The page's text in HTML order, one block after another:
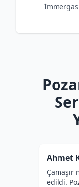
İmmergas
Ahmet
Çamaşır
edildi.